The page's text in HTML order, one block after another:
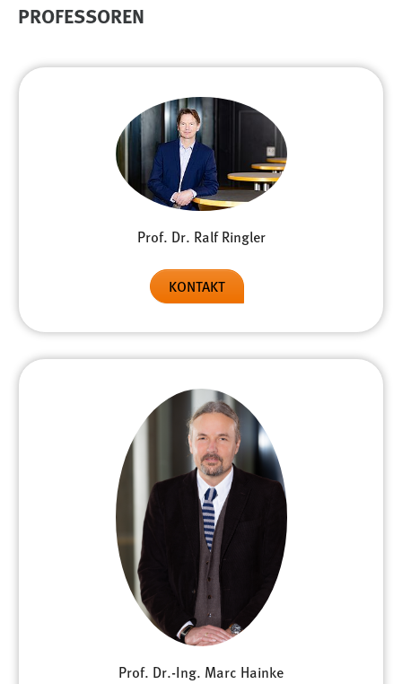
PROFESSOREN
Prof. Dr. Ralf Ringler
KONTAKT
Prof. Dr.-Ing. Marc Hainke
Sprachpräferenz
site-language-preference
Das Cookie speichert die gewählte Sprache der Website.
Chat
MibewSessionID, MIBEW_UserID, mibew_locale, mibew-
chat-frame-style-5e9dbeb1811c0446
Wird benötigt um die Chatfunktion nutzen zu können.
Cookie Laufzeit:
MibewSessionID, mibew-chat-frame-style-
5e9dbeb1811c0446 = Sitzungslaufzeit, mibew_locale = 3
Jahre, MIBEW_UserID = 1 Jahr
fe_user, be_user, be_lastLoginProvider